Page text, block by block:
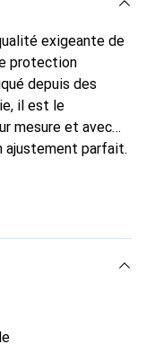
exigeante de
protection
depuis des
il est le
mesure et avec
ajustement parfait.
client exigeant.